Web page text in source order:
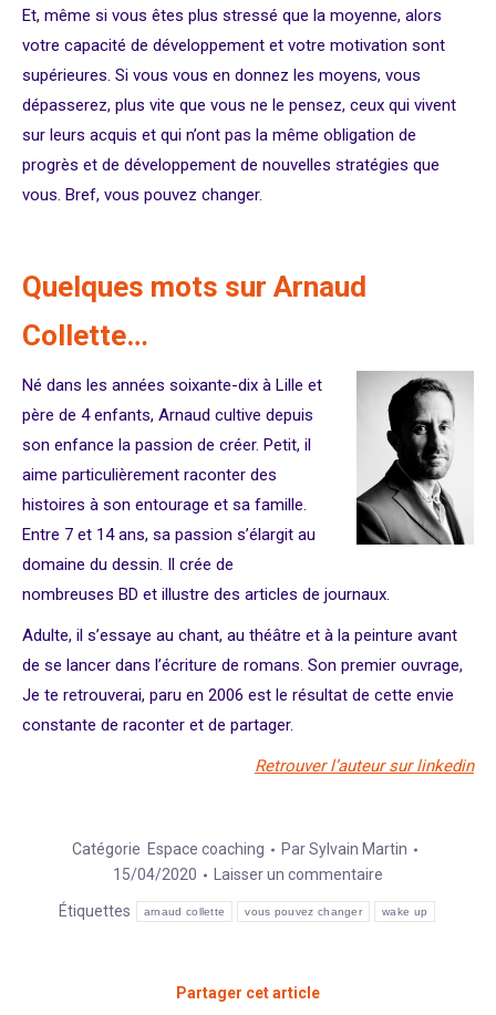
Et, même si vous êtes plus stressé que la moyenne, alors
votre capacité de développement et votre motivation sont
supérieures. Si vous vous en donnez les moyens, vous
dépasserez, plus vite que vous ne le pensez, ceux qui vivent
sur leurs acquis et qui n’ont pas la même obligation de
progrès et de développement de nouvelles stratégies que
vous. Bref, vous pouvez changer.
Quelques mots sur Arnaud
Collette…
Né dans les années soixante-dix à Lille et
père de 4 enfants, Arnaud cultive depuis
son enfance la passion de créer. Petit, il
aime particulièrement raconter des
histoires à son entourage et sa famille.
Entre 7 et 14 ans, sa passion s’élargit au
domaine du dessin. Il crée de
nombreuses BD et illustre des articles de journaux.
Adulte, il s’essaye au chant, au théâtre et à la peinture avant
de se lancer dans l’écriture de romans. Son premier ouvrage,
Je te retrouverai, paru en 2006 est le résultat de cette envie
constante de raconter et de partager.
Retrouver l’auteur sur linkedin
Catégorie Espace coaching ParSylvain Martin
15/04/2020
Laisser un commentaire
Étiquettes arnaud collette vous pouvez changer wake up
Partager cet article